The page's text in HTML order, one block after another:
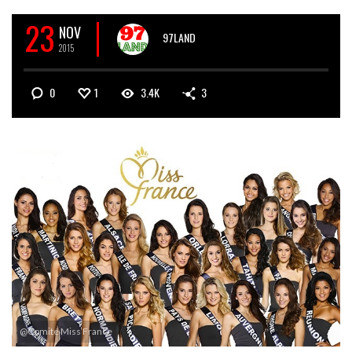
23 NOV
2015
97LAND
0 1 3.4K 3
@Comité Miss France